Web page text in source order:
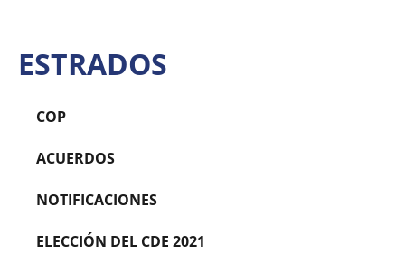
ESTRADOS
COP
ACUERDOS
NOTIFICACIONES
ELECCIÓN DEL CDE 2021